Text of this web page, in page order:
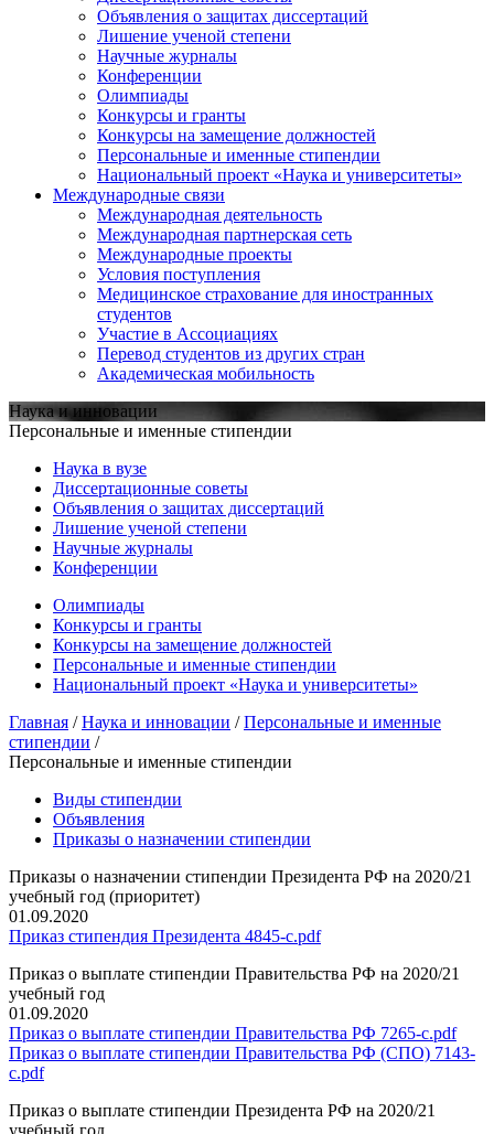
Объявления о защитах диссертаций
Лишение ученой степени
Научные журналы
Конференции
Олимпиады
Конкурсы и гранты
Конкурсы на замещение должностей
Персональные и именные стипендии
Национальный проект «Наука и университеты»
Международные связи
Международная деятельность
Международная партнерская сеть
Международные проекты
Условия поступления
Медицинское страхование для иностранных
студентов
Участие в Ассоциациях
Перевод студентов из других стран
Академическая мобильность
Наука и инновации
Персональные и именные стипендии
Наука в вузе
Диссертационные советы
Объявления о защитах диссертаций
Лишение ученой степени
Научные журналы
Конференции
Олимпиады
Конкурсы и гранты
Конкурсы на замещение должностей
Персональные и именные стипендии
Национальный проект «Наука и университеты»
Главная /Наука и инновации /Персональные и именные
стипендии /
Персональные и именные стипендии
Виды стипендии
Объявления
Приказы о назначении стипендии
Приказы о назначении стипендии Президента РФ на 2020/21
учебный год (приоритет)
01.09.2020
Приказ стипендия Президента 4845-с.pdf
Приказ о выплате стипендии Правительства РФ на 2020/21
учебный год
01.09.2020
Приказ о выплате стипендии Правительства РФ 7265-с.pdf
Приказ о выплате стипендии Правительства РФ (СПО) 7143-
с.pdf
Приказ о выплате стипендии Президента РФ на 2020/21
учебный год